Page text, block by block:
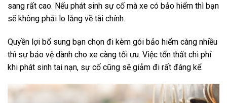
sang rất cao. Nếu phát sinh sự cố mà xe có bảo hiểm thì bạn
sẽ không phải lo lắng về tài chính.
Quyền lợi bổ sung bạn chọn đi kèm gói bảo hiểm càng nhiều
thì sự bảo vệ dành cho xe càng tối ưu. Việc tổn thất chi phí
khi phát sinh tai nạn, sự cố cũng sẽ giảm đi rất đáng kể.